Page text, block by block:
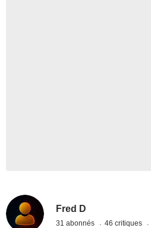
Fred D
31 abonnés 46 critiques